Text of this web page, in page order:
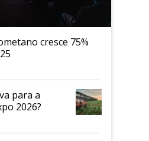
cresce 75%
para a
2026?